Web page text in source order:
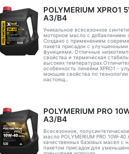
POLYMERIUM XPRO1
A3/B4
Уникальное всесезонное
моторное масло с добавлением
Создано с применением
пакета присадок с
функциями. Отличные
свойства и термическая
высоких
особенность линейки XPRO1 -
моющие свойства по технологии
настоящ..
POLYMERIUM PRO
A3/B4
Всесезонное,
масло POLYMERIUM PRO 10W-40
качественных базовых масел с
пакетом присадок для